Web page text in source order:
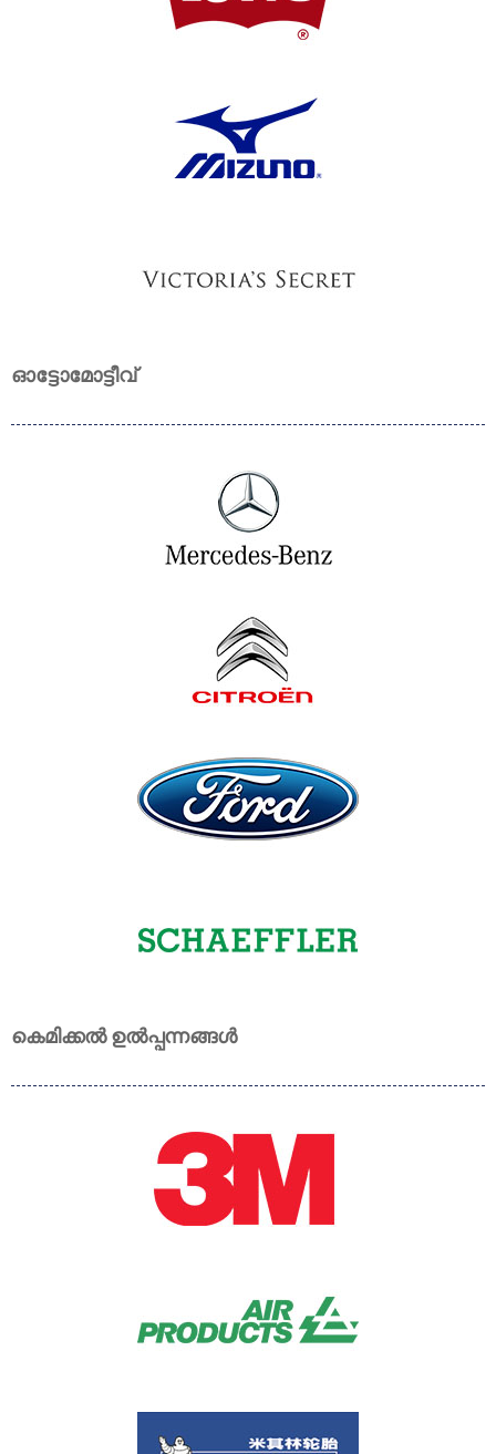
ഓട്ടോമോട്ടീവ്
കെമിക്കൽ ഉൽപ്പന്നങ്ങൾ